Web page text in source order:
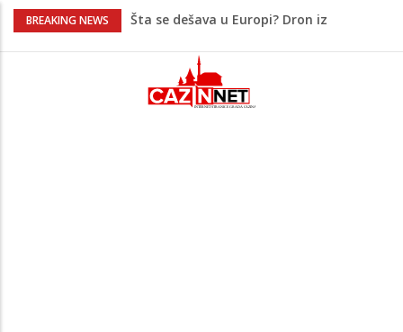
BREAKING NEWS
Šta se dešava u Europi? Dron iz
kod gasovoda
Ribari pronašli kosti na isušenom dnu
Save, podsjećaju na ljudske